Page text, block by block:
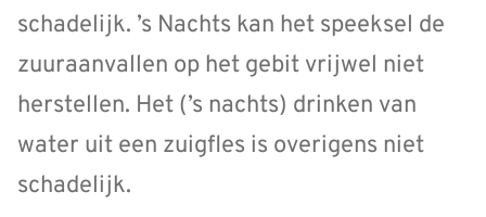
schadelijk. ’s Nachts kan het speeksel de
zuuraanvallen op het gebit vrijwel niet
herstellen. Het (’s nachts) drinken van
water uit een zuigfles is overigens niet
schadelijk.